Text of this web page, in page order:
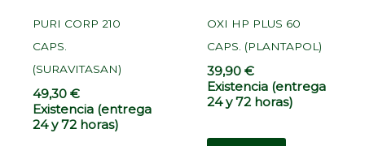
PURI CORP 210
CAPS.
(SURAVITASAN)
49,30€
Existencia (entrega
24 y 72 horas)
OXI HP PLUS 60
CAPS. (PLANTAPOL)
39,90€
Existencia (entrega
24 y 72 horas)